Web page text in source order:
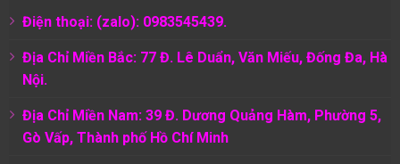
Điện thoại: (zalo): 0983545439.
Địa Chỉ Miền Bắc: 77 Đ. Lê Duẩn, Văn Miếu, Đống Đa, Hà
Nội.
Địa Chỉ Miền Nam: 39 Đ. Dương Quảng Hàm, Phường 5,
Gò Vấp, Thành phố Hồ Chí Minh